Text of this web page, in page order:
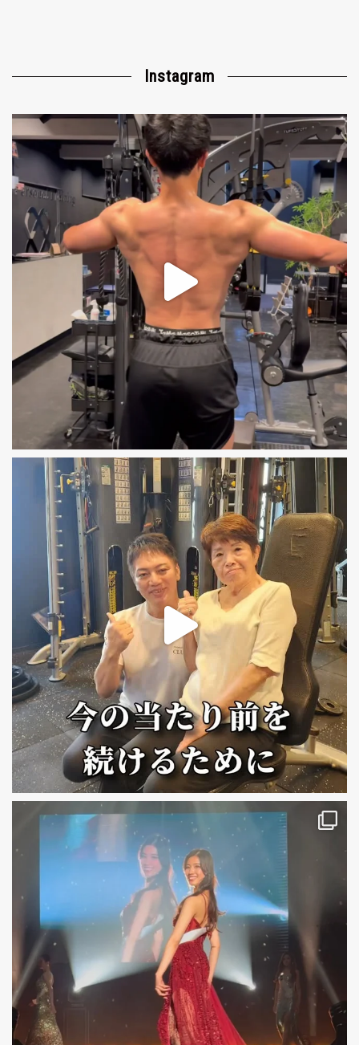
Instagram